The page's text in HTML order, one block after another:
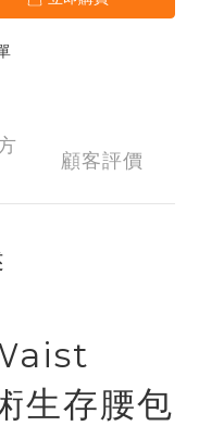
顧客評價
生存腰包